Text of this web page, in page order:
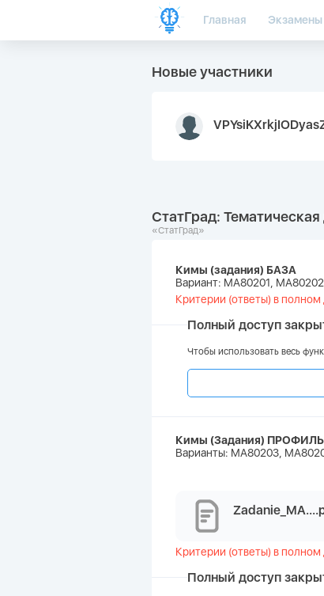
Главная Экзамены
Новые участники
СтатГрад:
«СтатГрад»
Кимы (задания) БАЗА
Вариант: МА80201, МА80202
Критерии (ответы) в полном
Полный доступ
Чтобы использовать весь
Кимы (Задания) ПРОФИЛЬ
Варианты: МА80203,
Критерии (ответы) в полном
Полный доступ